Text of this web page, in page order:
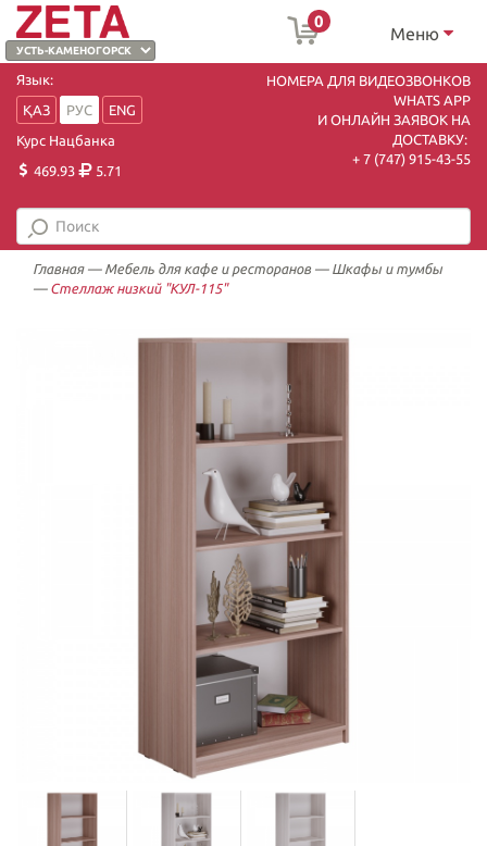
0
Меню
Язык:
ҚАЗ
РУС
ENG
Курс Нацбанка
469.93
5.71
НОМЕРА ДЛЯ ВИДЕОЗВОНКОВ
WHATS APP
И ОНЛАЙН ЗАЯВОК НА
ДОСТАВКУ:
+ 7 (747) 915-43-55
Главная— Мебель для кафе и ресторанов — Шкафы и тумбы
— Стеллаж низкий "КУЛ-115"